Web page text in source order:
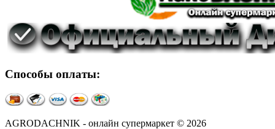
Способы оплаты:
AGRODACHNIK - онлайн супермаркет © 2026